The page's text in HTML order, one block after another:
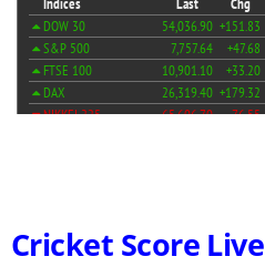
Cricket Score Live